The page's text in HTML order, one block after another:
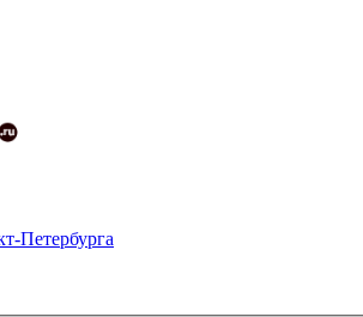
Петербурга